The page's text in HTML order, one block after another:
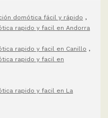
domótica fácil y rápido ,
rapido y facil en Andorra
rapido y facil en Canillo ,
rapido y facil en
rapido y facil en La